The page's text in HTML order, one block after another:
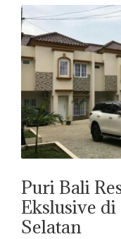
Puri Bali
Ekslusive
Selatan